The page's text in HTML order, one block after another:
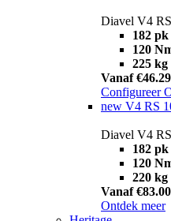
Diavel V4 RS
182 pk
120
225 kg
Vanaf
Configureer
new V4 RS
Diavel V4
182 pk
120
220 kg
Vanaf
Ontdek meer